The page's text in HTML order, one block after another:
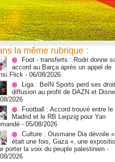
la même rubrique :
Foot - transferts : Rodri donne
accord au Barça après un appel de
Flick - 06/08/2026
Liga : BeIN Sports perd ses
diffusion au profit de DAZN et
2026
Football : Accord trouvé entre le
Madrid et le RB Leipzig pour Yan
- 05/08/2026
Culture : Ousmane Dia dévoile «
était une fois, Gaza », une
porter la voix du peuple palestinien -
2026